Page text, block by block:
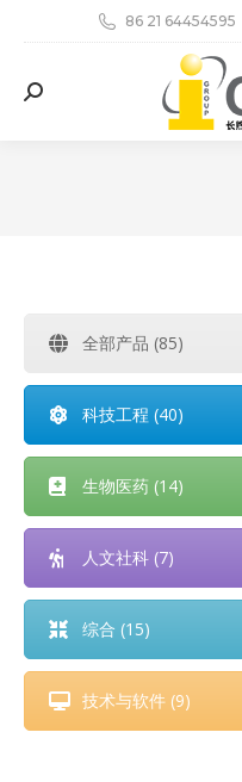
86 21 64454595
Search:
全部产品 (85)
科技工程 (40)
生物医药 (14)
人文社科 (7)
综合 (15)
技术与软件 (9)